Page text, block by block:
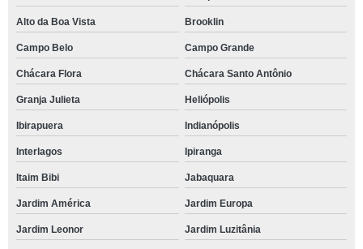
Alto da Boa Vista Brooklin
Campo Belo Campo Grande
Chácara Flora Chácara Santo Antônio
Granja Julieta Heliópolis
Ibirapuera Indianópolis
Interlagos Ipiranga
Itaim Bibi Jabaquara
Jardim América Jardim Europa
Jardim Leonor Jardim Luzitânia